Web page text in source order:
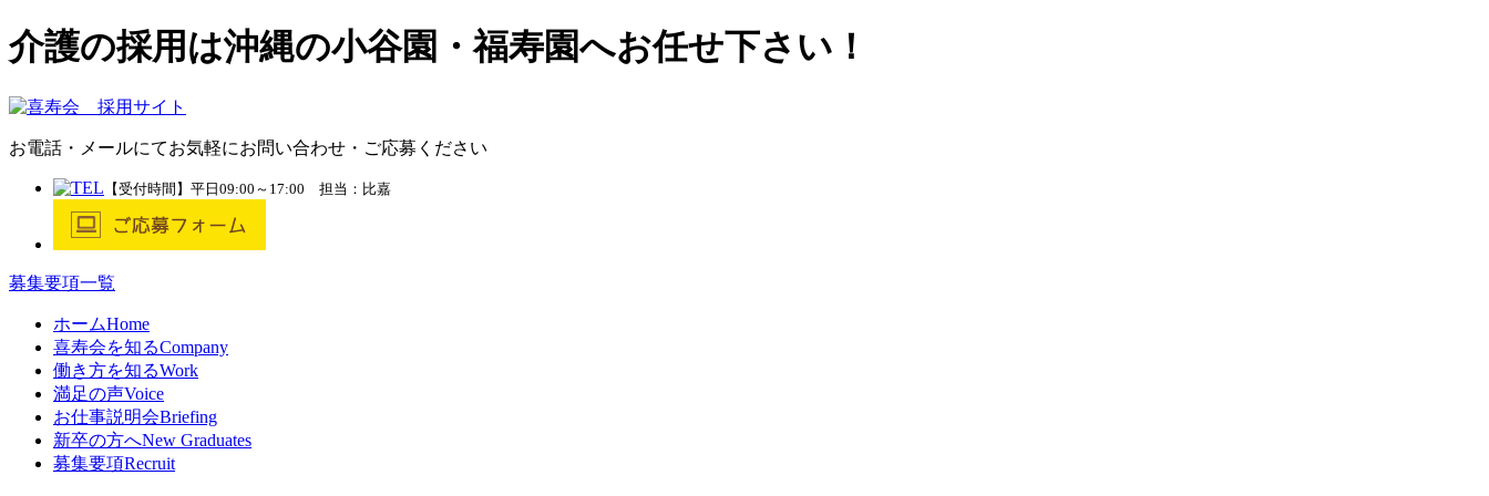
介護の採用は沖縄の小谷園・福寿園へお任せ下さい！
お電話・メールにてお気軽にお問い合わせ・ご応募ください
【受付時間】平日09:00～17:00 担当：比嘉
募集要項一覧
ホームHome
喜寿会を知るCompany
働き方を知るWork
満足の声Voice
お仕事説明会Briefing
新卒の方へNew Graduates
募集要項Recruit